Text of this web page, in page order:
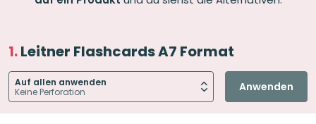
Leitner Flashcards A7 Format
Auf allen anwenden Anwenden